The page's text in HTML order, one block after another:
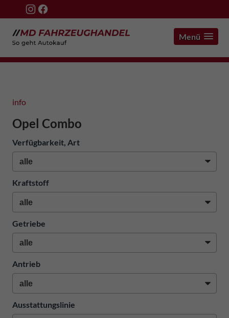
Menü
info
Opel Combo
Verfügbarkeit, Art
Kraftstoff
Getriebe
Antrieb
Ausstattungslinie